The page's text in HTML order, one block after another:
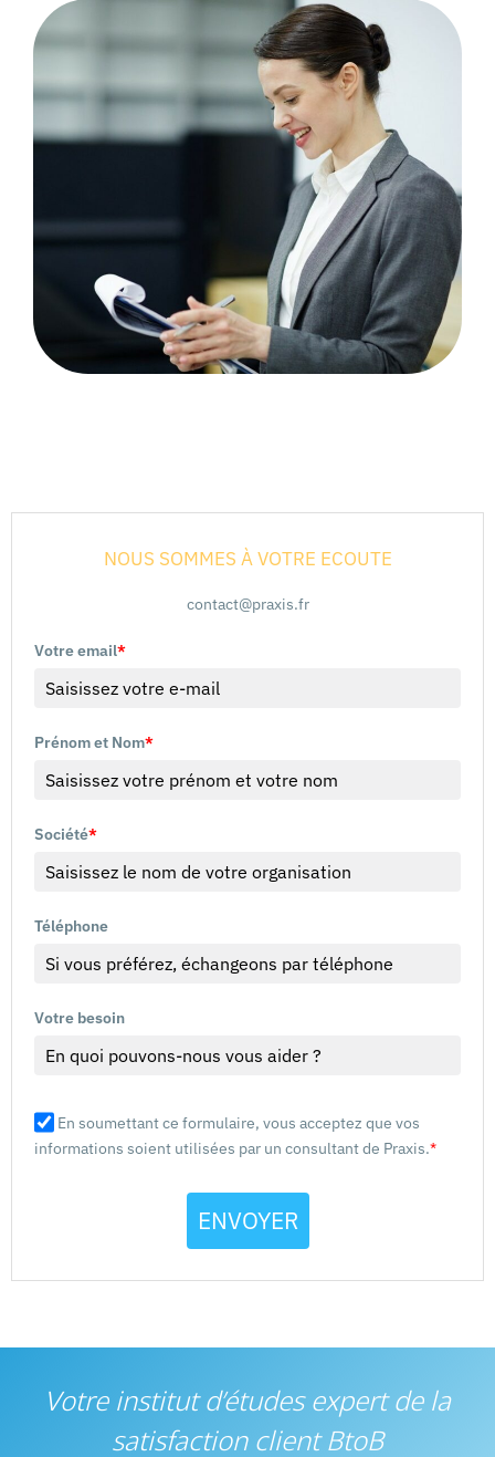
NOUS SOMMES À VOTRE ECOUTE
contact@praxis.fr
Votre email*
Prénom et Nom*
Société*
Téléphone
Votre besoin
En soumettant ce formulaire, vous acceptez que vos
informations soient utilisées par un consultant de Praxis.*
ENVOYER
Votre institut d’études expert de la
satisfaction client BtoB